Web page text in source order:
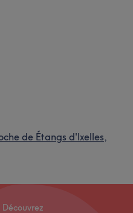
de Étangs d'Ixelles,
Découvrez